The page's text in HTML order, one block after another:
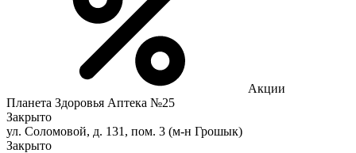
Акции
Планета Здоровья Аптека №25
Закрыто
ул. Соломовой, д. 131, пом. 3 (м-н Грошык)
Закрыто